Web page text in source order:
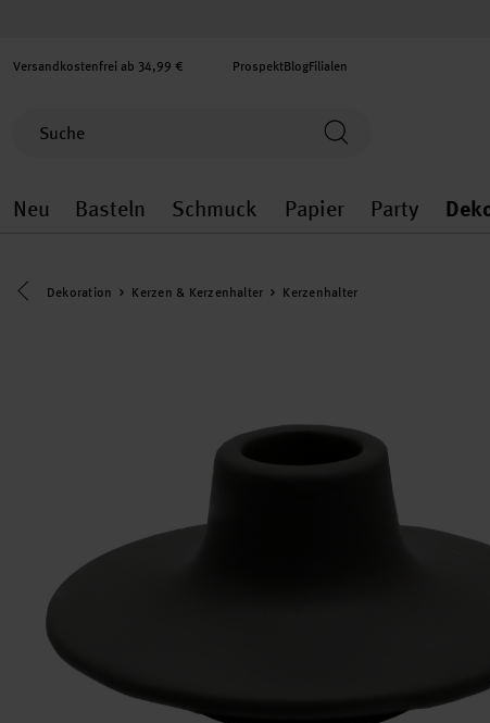
Versandkostenfrei ab 34,99 € ProspektBlogFilialen
Neu
Neu general.openMenu
Basteln
Basteln general.openMenu
Schmuck
Schmuck
Papier
Papier
Party
Eine Kategorie zurück navigieren
Dekoration Kerzen & Kerzenhalter Kerzenhalter